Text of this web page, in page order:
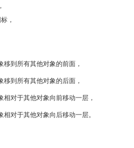
，
移到所有其他对象的前面，
移到所有其他对象的后面，
相对于其他对象向前移动一层，
相对于其他对象向后移动一层。